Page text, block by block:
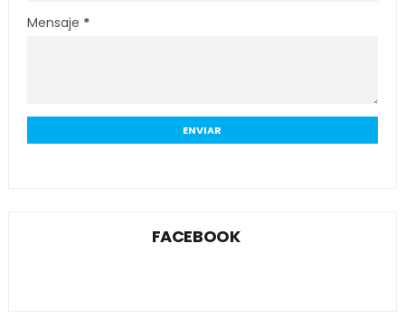
Mensaje *
FACEBOOK